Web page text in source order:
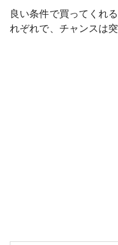
良い条件で買ってくれ
れぞれで、チャンスは